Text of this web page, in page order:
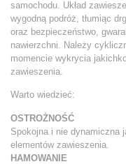
samochodu. Układ
wygodną podróż, tłumiąc
oraz bezpieczeństwo,
nawierzchni. Należy
momencie wykrycia
zawieszenia.
Warto wiedzieć:
OSTROŻNOŚĆ
Spokojna i nie dynamiczna
elementów zawieszenia.
HAMOWANIE